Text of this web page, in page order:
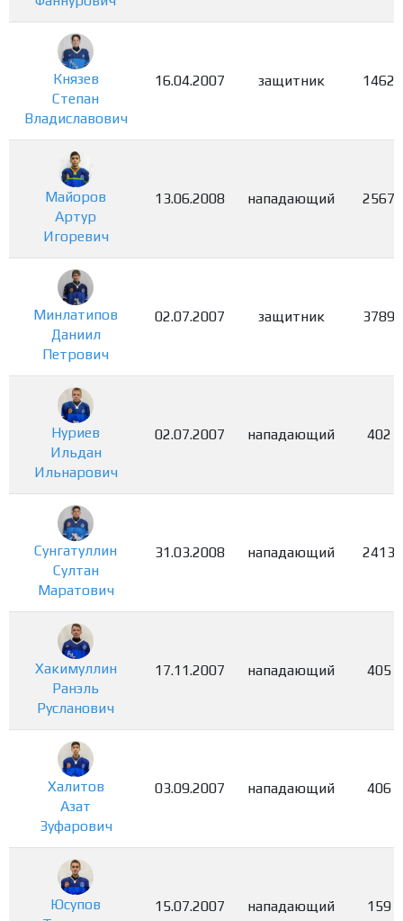
Князев
Степан
Владиславович
16.04.2007 защитник 1462
Майоров
Артур
Игоревич
13.06.2008 нападающий 2567
Минлатипов
Даниил
Петрович
02.07.2007 защитник 3789
Нуриев
Ильдан
Ильнарович
02.07.2007 нападающий 402
Сунгатуллин
Султан
Маратович
31.03.2008 нападающий 2413
Хакимуллин
Ранэль
Русланович
17.11.2007 нападающий 405
Халитов
Азат
Зуфарович
03.09.2007 нападающий 406
Юсупов
15.07.2007 нападающий 159